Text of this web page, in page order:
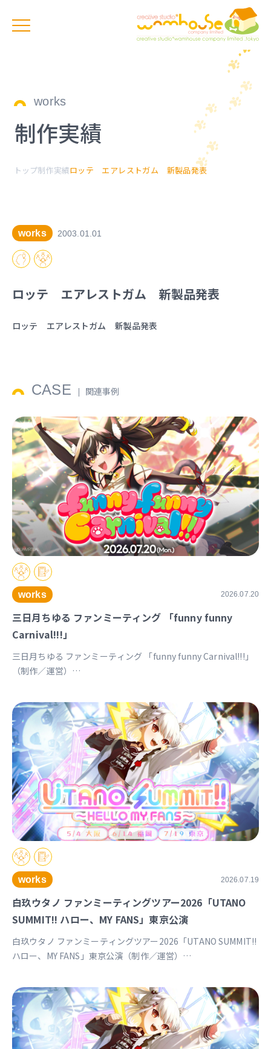
works
制作実績
トップ制作実績ロッテ エアレストガム 新製品発表
works 2003.01.01
ロッテ エアレストガム 新製品発表
ロッテ エアレストガム 新製品発表
CASE 関連事例
works 2026.07.20
三日月ちゆる ファンミーティング 「funny funny
Carnival!!!」
三日月ちゆる ファンミーティング 「funny funny Carnival!!!」
（制作／運営）
works 2026.07.19
白玖ウタノ ファンミーティングツアー2026「UTANO
SUMMIT!! ハロー、MY FANS」東京公演
白玖ウタノ ファンミーティングツアー2026「UTANO SUMMIT!!
ハロー、MY FANS」東京公演（制作／運営）